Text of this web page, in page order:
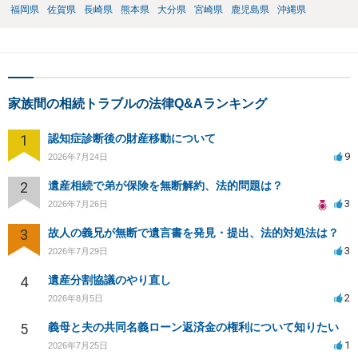
福岡県
佐賀県 長崎県 熊本県 大分県 宮崎県 鹿児島県 沖縄県
家族間の相続トラブルの法律Q&Aランキング
1 認知症診断後の財産移動について
2026年7月24日 9
2 遺産相続で弟が保険を無断解約、法的問題は？
2026年7月26日 3
3 故人の義兄が無断で遺言書を発見・提出、法的対処法は？
2026年7月29日 3
4 遺産分割協議のやり直し
2026年8月5日 2
5 義母と夫の共同名義ローン返済金の権利について知りたい
2026年7月25日 1